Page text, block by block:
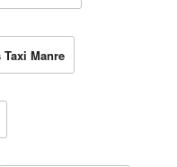
Taxi Manre